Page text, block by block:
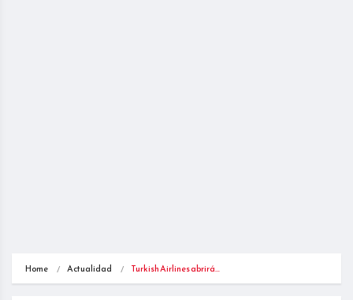
Home Actualidad Turkish Airlines abrirá…